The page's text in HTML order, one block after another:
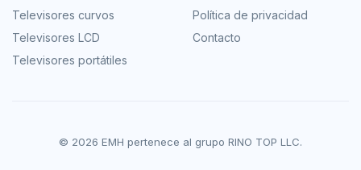
Televisores curvos
Televisores LCD
Televisores portátiles
Política de privacidad
Contacto
© 2026 EMH pertenece al grupo RINO TOP LLC.